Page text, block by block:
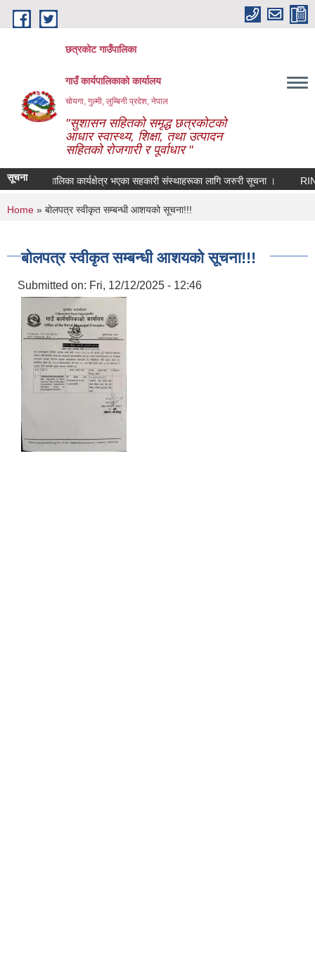
Skip to main content
छत्रकोट गाउँपालिका
गाउँ कार्यपालिकाको कार्यालय
चोयगा, गुल्मी, लुम्बिनी प्रदेश, नेपाल
"सुशासन सहितको समृद्ध छत्रकोटको
आधार स्वास्थ्य, शिक्षा, तथा उत्पादन
सहितको रोजगारी र पूर्वाधार "
सूचनागाउँपालिका कार्यक्षेत्र भएका सहकारी संस्थाहरूका लागि जरुरी सूचना । RIN
You are here
Home » बोलपत्र स्वीकृत सम्बन्धी आशयको सूचना!!!
बोलपत्र स्वीकृत सम्बन्धी आशयको सूचना!!!
Submitted on: Fri, 12/12/2025 - 12:46